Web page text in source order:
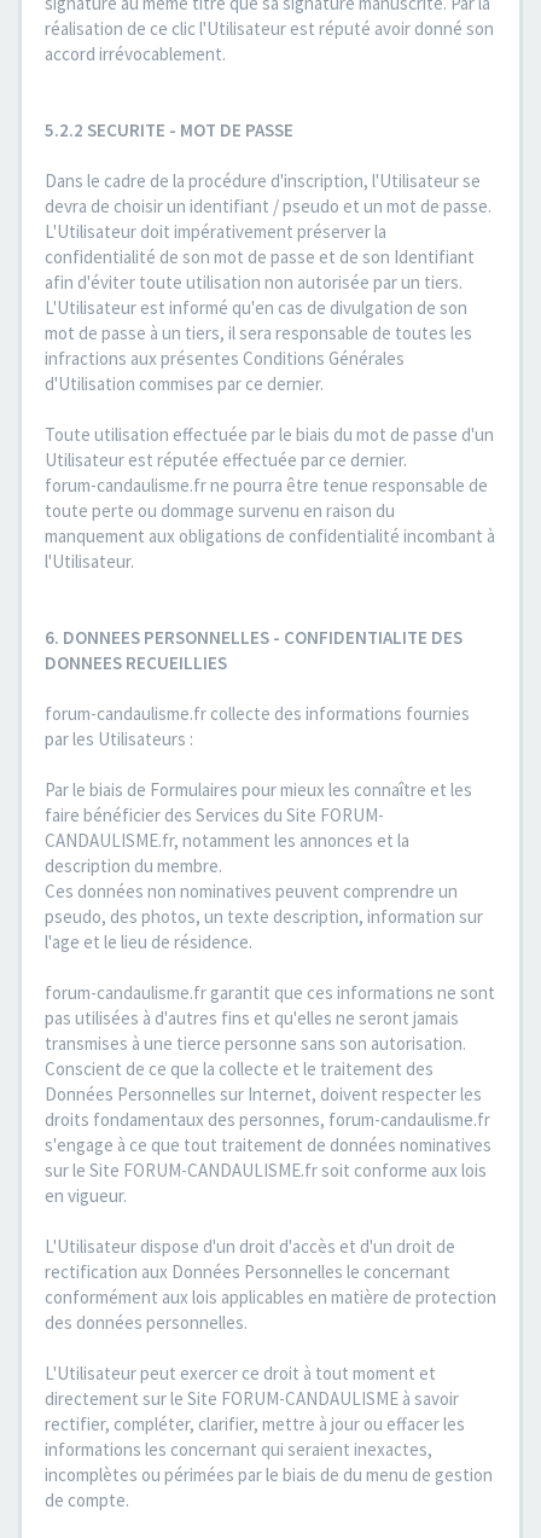
réalisation de ce clic l'Utilisateur est réputé avoir donné son
accord irrévocablement.
5.2.2 SECURITE - MOT DE PASSE
Dans le cadre de la procédure d'inscription, l'Utilisateur se
devra de choisir un identifiant / pseudo et un mot de passe.
L'Utilisateur doit impérativement préserver la
confidentialité de son mot de passe et de son Identifiant
afin d'éviter toute utilisation non autorisée par un tiers.
L'Utilisateur est informé qu'en cas de divulgation de son
mot de passe à un tiers, il sera responsable de toutes les
infractions aux présentes Conditions Générales
d'Utilisation commises par ce dernier.
Toute utilisation effectuée par le biais du mot de passe d'un
Utilisateur est réputée effectuée par ce dernier.
forum-candaulisme.fr ne pourra être tenue responsable de
toute perte ou dommage survenu en raison du
manquement aux obligations de confidentialité incombant à
l'Utilisateur.
6. DONNEES PERSONNELLES - CONFIDENTIALITE DES
DONNEES RECUEILLIES
forum-candaulisme.fr collecte des informations fournies
par les Utilisateurs :
Par le biais de Formulaires pour mieux les connaître et les
faire bénéficier des Services du Site FORUM-
CANDAULISME.fr, notamment les annonces et la
description du membre.
Ces données non nominatives peuvent comprendre un
pseudo, des photos, un texte description, information sur
l'age et le lieu de résidence.
forum-candaulisme.fr garantit que ces informations ne sont
pas utilisées à d'autres fins et qu'elles ne seront jamais
transmises à une tierce personne sans son autorisation.
Conscient de ce que la collecte et le traitement des
Données Personnelles sur Internet, doivent respecter les
droits fondamentaux des personnes, forum-candaulisme.fr
s'engage à ce que tout traitement de données nominatives
sur le Site FORUM-CANDAULISME.fr soit conforme aux lois
en vigueur.
L'Utilisateur dispose d'un droit d'accès et d'un droit de
rectification aux Données Personnelles le concernant
conformément aux lois applicables en matière de protection
des données personnelles.
L'Utilisateur peut exercer ce droit à tout moment et
directement sur le Site FORUM-CANDAULISME à savoir
rectifier, compléter, clarifier, mettre à jour ou effacer les
informations les concernant qui seraient inexactes,
incomplètes ou périmées par le biais de du menu de gestion
de compte.